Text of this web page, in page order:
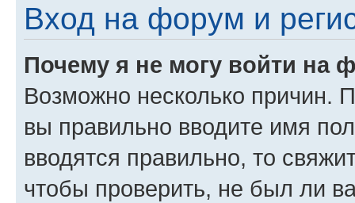
Вход на форум и
Почему я не могу войти на
Возможно несколько причин.
вы правильно вводите имя
вводятся правильно, то
чтобы проверить, не был ли